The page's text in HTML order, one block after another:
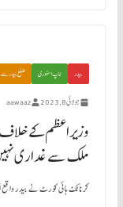
بیدر ٹاپ اسٹوری ضلع بیدر سے
جولائی 8, 2023 aawaaz
وزیراعظم کے خلاف
ملک سے غداری
کرناٹک ہائی کورٹ نے بیدر